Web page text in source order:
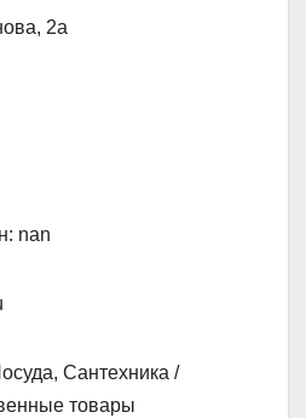
2а
nan
Сантехника /
товары